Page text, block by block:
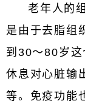
老年人的
是由于去脂组
到30～80岁这
休息对心脏输
等。免疫功能